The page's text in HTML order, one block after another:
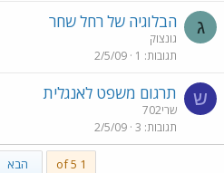
ג הבלוגיה של רחל שחר
גונצוק
תגובות 1
2/5/09
ש תרגום משפט לאנגלית
שרי702
תגובות 3
2/5/09
1 of 5 הבא